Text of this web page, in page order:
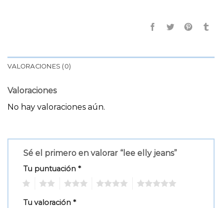
VALORACIONES (0)
Valoraciones
No hay valoraciones aún.
Sé el primero en valorar “lee elly jeans”
Tu puntuación *
Tu valoración *